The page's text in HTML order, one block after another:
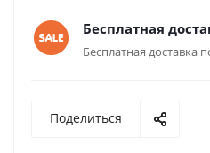
Бесплатная
Бесплатная доставка
Поделиться